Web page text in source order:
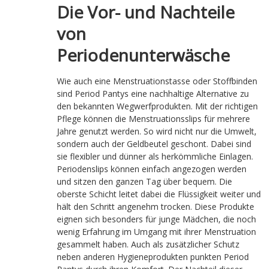
Die Vor- und Nachteile
von
Periodenunterwäsche
Wie auch eine Menstruationstasse oder Stoffbinden
sind Period Pantys eine nachhaltige Alternative zu
den bekannten Wegwerfprodukten. Mit der richtigen
Pflege können die Menstruationsslips für mehrere
Jahre genutzt werden. So wird nicht nur die Umwelt,
sondern auch der Geldbeutel geschont. Dabei sind
sie flexibler und dünner als herkömmliche Einlagen.
Periodenslips können einfach angezogen werden
und sitzen den ganzen Tag über bequem. Die
oberste Schicht leitet dabei die Flüssigkeit weiter und
hält den Schritt angenehm trocken. Diese Produkte
eignen sich besonders für junge Mädchen, die noch
wenig Erfahrung im Umgang mit ihrer Menstruation
gesammelt haben. Auch als zusätzlicher Schutz
neben anderen Hygieneprodukten punkten Period